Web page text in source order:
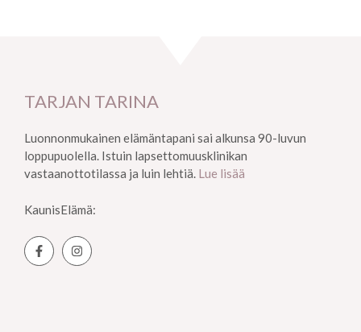
TARJAN TARINA
Luonnonmukainen elämäntapani sai alkunsa 90-luvun
loppupuolella. Istuin lapsettomuusklinikan
vastaanottotilassa ja luin lehtiä. Lue lisää
KaunisElämä: